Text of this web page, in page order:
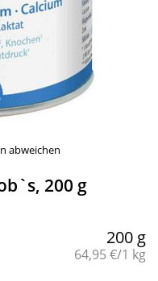
abweichen
200 g
200 g
Grundpreis:
64,95 €/1 kg